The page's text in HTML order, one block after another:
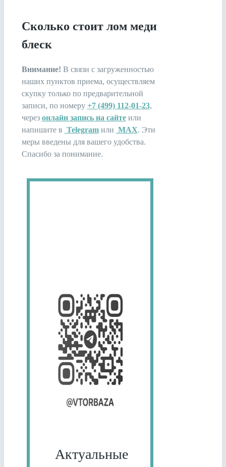
Сколько стоит лом меди
блеск
Внимание! В связи c загруженностью
наших пунктов приема, осуществляем
скупку только по предварительной
записи, по номеру +7 (499) 112-01-23,
через онлайн запись на сайтеили
напишите в Telegramили MAX. Эти
меры введены для вашего удобства.
Спасибо за понимание.
Актуальные